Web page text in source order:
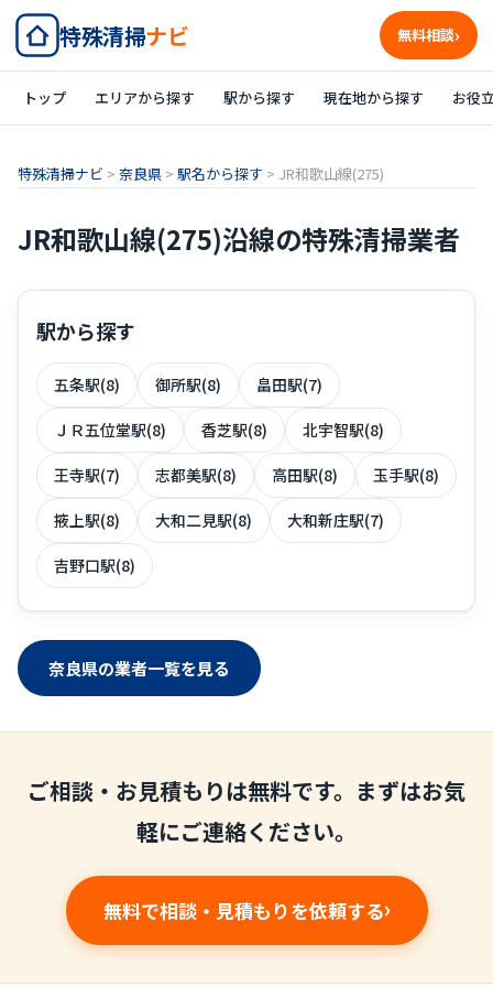
特殊清掃ナビ 無料相談
トップ エリアから探す 駅から探す 現在地から探す お役
特殊清掃ナビ > 奈良県 > 駅名から探す > JR和歌山線(275)
JR和歌山線(275)沿線の特殊清掃業者
駅から探す
五条駅(8) 御所駅(8) 畠田駅(7)
ＪＲ五位堂駅(8) 香芝駅(8) 北宇智駅(8)
王寺駅(7) 志都美駅(8) 高田駅(8) 玉手駅(8)
掖上駅(8) 大和二見駅(8) 大和新庄駅(7)
吉野口駅(8)
奈良県の業者一覧を見る
ご相談・お見積もりは無料です。まずはお気
軽にご連絡ください。
無料で相談・見積もりを依頼する